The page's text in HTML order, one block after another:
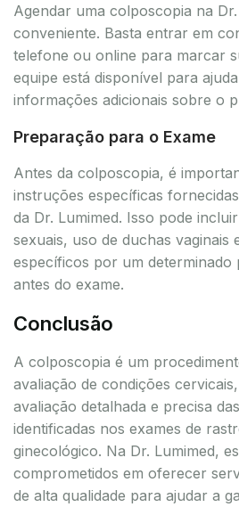
Agendar uma colposcopia na
conveniente. Basta entrar em
telefone ou online para marcar
equipe está disponível para
informações adicionais sobre o
Preparação para o Exame
Antes da colposcopia, é
instruções específicas
da Dr. Lumimed. Isso pode
sexuais, uso de duchas vaginais
específicos por um determinado
antes do exame.
Conclusão
A colposcopia é um
avaliação de condições
avaliação detalhada e precisa
identificadas nos exames de
ginecológico. Na Dr. Lumimed,
comprometidos em oferecer
de alta qualidade para ajudar a